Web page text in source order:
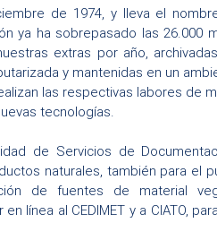
de 1974, y lleva el
ya ha sobrepasado las
extras por año,
y mantenidas en un
las respectivas labores de
tecnologías.
de Servicios de
naturales, también para el
de fuentes de material
línea al CEDIMET y a CIATO,